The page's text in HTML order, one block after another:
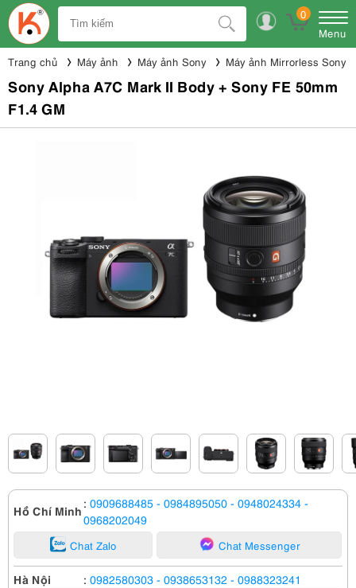
0
Menu
Trang chủ Máy ảnh Máy ảnh Sony Máy ảnh Mirrorless Sony
Sony Alpha A7C Mark II Body + Sony FE 50mm
F1.4 GM
Hồ Chí Minh : 0909688485 - 0984895050 - 0948024334 -
0968202049
Chat Zalo Chat Messenger
Hà Nội : 0982580303 - 0938653132 - 0988323241